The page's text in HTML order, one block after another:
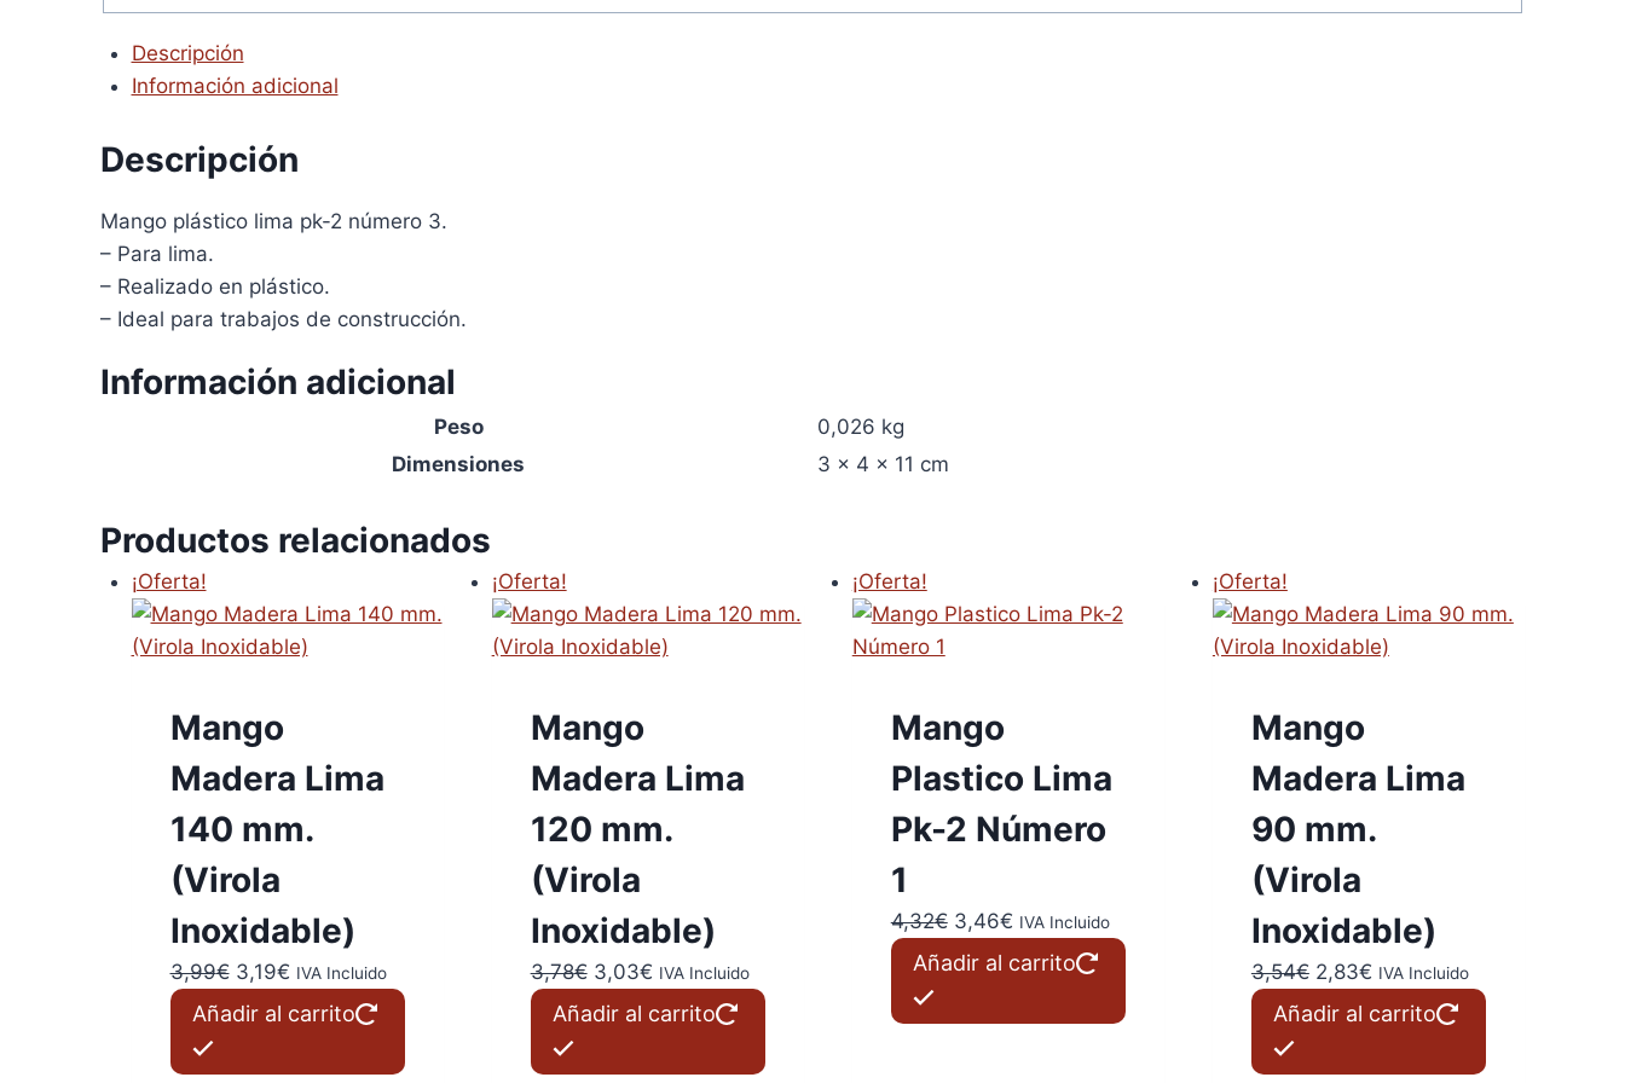
Descripción
Información adicional
Descripción
Mango plástico lima pk-2 número 3.
– Para lima.
– Realizado en plástico.
– Ideal para trabajos de construcción.
Información adicional
Peso
0,026 kg
Dimensiones
3 × 4 × 11 cm
Productos relacionados
¡Oferta!
Mango
Madera Lima
140 mm.
(Virola
Inoxidable)
3,99€ El
precio
era:
3,19€El
precio
es:
IVA Incluido
Añadir al carrito
¡Oferta!
Mango
Madera Lima
120 mm.
(Virola
Inoxidable)
3,78€ El
precio
era:
3,03€El
precio
es:
IVA Incluido
Añadir al carrito
¡Oferta!
Mango
Plastico Lima
Pk-2 Número
1
4,32€ El
precio
era:
3,46€El
precio
es:
IVA Incluido
Añadir al carrito
¡Oferta!
Mango
Madera Lima
90 mm.
(Virola
Inoxidable)
3,54€ El
precio
era:
2,83€El
precio
es:
IVA Incluido
Añadir al carrito